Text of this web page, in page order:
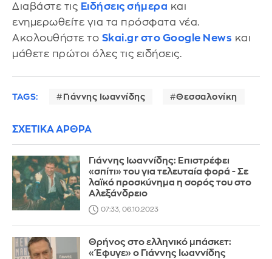
Διαβάστε τις Ειδήσεις σήμερα και
ενημερωθείτε για τα πρόσφατα νέα.
Ακολουθήστε το Skai.gr στο Google News και
μάθετε πρώτοι όλες τις ειδήσεις.
TAGS: Γιάννης Ιωαννίδης Θεσσαλονίκη
ΣΧΕΤΙΚΑ ΑΡΘΡΑ
Γιάννης Ιωαννίδης: Επιστρέφει
«σπίτι» του για τελευταία φορά - Σε
λαϊκό προσκύνημα η σορός του στο
Αλεξάνδρειο
07:33, 06.10.2023
Θρήνος στο ελληνικό μπάσκετ:
«Έφυγε» ο Γιάννης Ιωαννίδης